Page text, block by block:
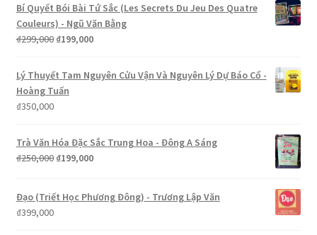
Bí Quyết Bói Bài Tứ Sắc (Les Secrets Du Jeu Des Quatre
Couleurs) - Ngũ Văn Bằng
₫299,000 Giá
là:
₫299,000.
₫199,000Giá
là:
Lý Thuyết Tam Nguyên Cửu Vận Và Nguyên Lý Dự Báo Cổ -
Hoàng Tuấn
₫350,000
Trà Văn Hóa Đặc Sắc Trung Hoa - Đông A Sáng
₫250,000 Giá
₫250,000.
₫199,000Giá
là:
Đạo (Triết Học Phương Đông) - Trương Lập Văn
₫399,000